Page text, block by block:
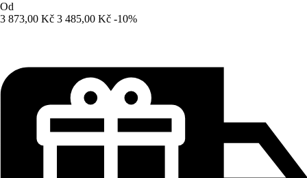
Od
3 873,00 Kč 3 485,00 Kč -10%